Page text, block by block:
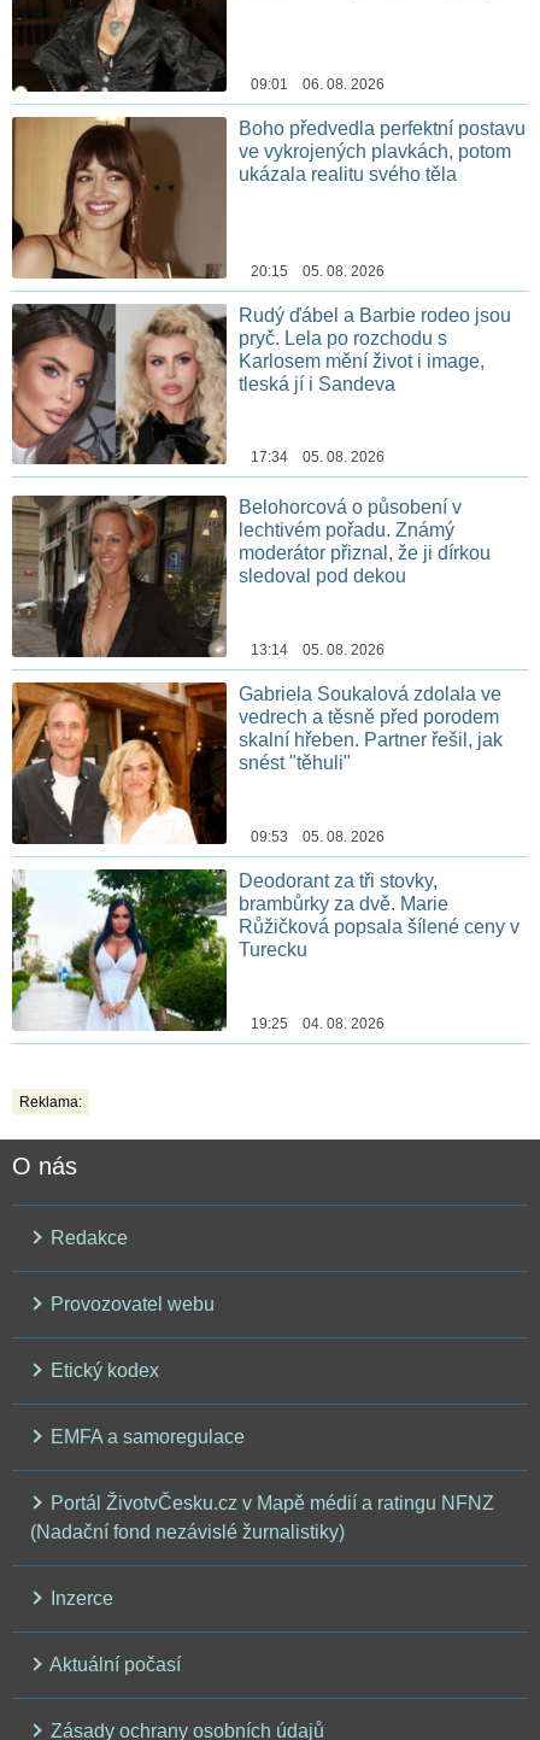
09:01 06. 08. 2026
Boho předvedla perfektní postavu
ve vykrojených plavkách, potom
ukázala realitu svého těla
20:15 05. 08. 2026
Rudý ďábel a Barbie rodeo jsou
pryč. Lela po rozchodu s
Karlosem mění život i image,
tleská jí i Sandeva
17:34 05. 08. 2026
Belohorcová o působení v
lechtivém pořadu. Známý
moderátor přiznal, že ji dírkou
sledoval pod dekou
13:14 05. 08. 2026
Gabriela Soukalová zdolala ve
vedrech a těsně před porodem
skalní hřeben. Partner řešil, jak
snést "těhuli"
09:53 05. 08. 2026
Deodorant za tři stovky,
brambůrky za dvě. Marie
Růžičková popsala šílené ceny v
Turecku
19:25 04. 08. 2026
Reklama:
O nás
Redakce
Provozovatel webu
Etický kodex
EMFA a samoregulace
Portál ŽivotvČesku.cz v Mapě médií a ratingu NFNZ
(Nadační fond nezávislé žurnalistiky)
Inzerce
Aktuální počasí
Zásady ochrany osobních údajů